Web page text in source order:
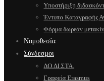
Υποστήριξη
Έντυπο Καταγραφής
Φόρμα δωρεάν
Νομοθεσία
Σύνδεσμοι
ΔΟ.ΔΙ.ΣΤΑ.
Γραφεία Erasmus